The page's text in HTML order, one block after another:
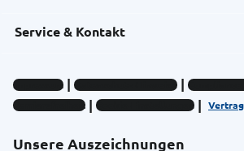
Service & Kontakt
Unsere Auszeichnungen
Impressum Datenschutz-Hinweise
Barrierefreiheit
Cookie-Einstellungen